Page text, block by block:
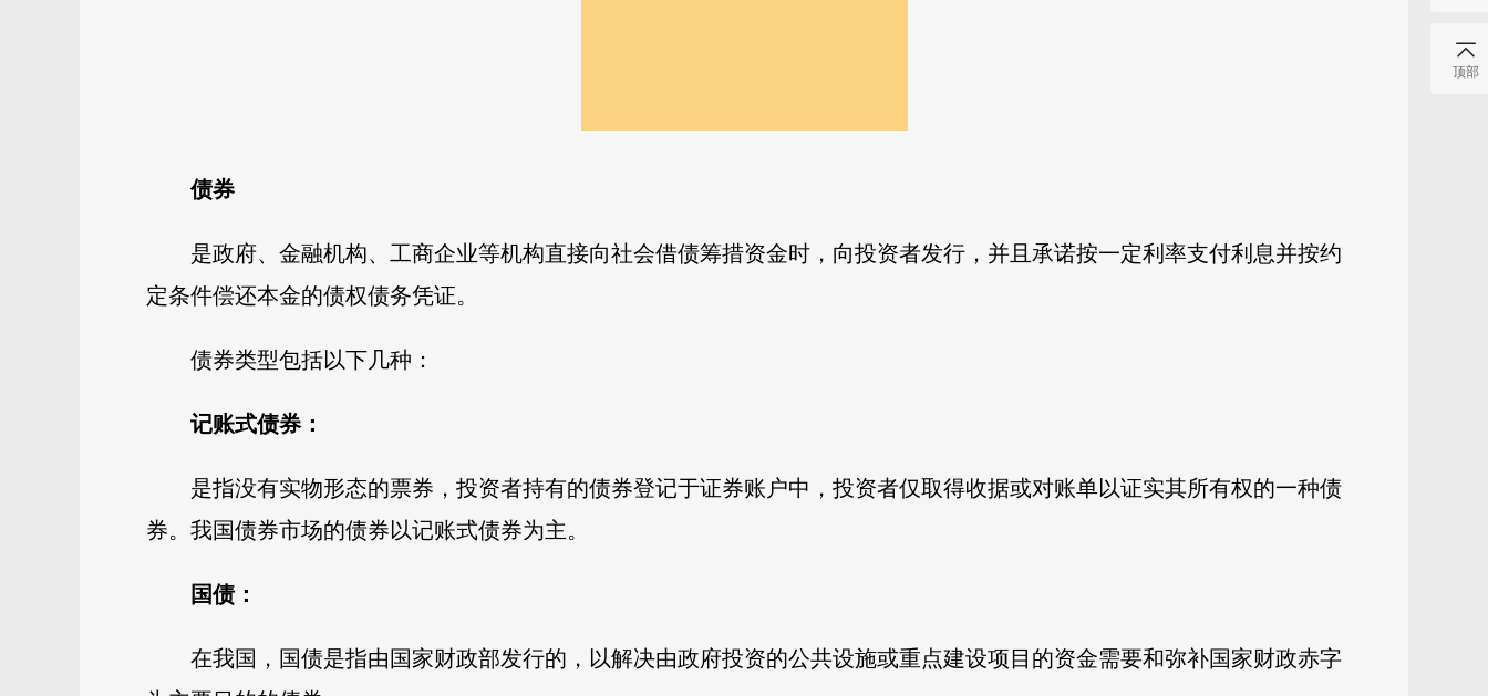
债券
是政府、金融机构、工商企业等机构直接向社会借债筹措资金时，向投资者发行，并且承诺按一定利率支付利息并按约
定条件偿还本金的债权债务凭证。
债券类型包括以下几种：
记账式债券：
是指没有实物形态的票券，投资者持有的债券登记于证券账户中，投资者仅取得收据或对账单以证实其所有权的一种债
券。我国债券市场的债券以记账式债券为主。
国债：
在我国，国债是指由国家财政部发行的，以解决由政府投资的公共设施或重点建设项目的资金需要和弥补国家财政赤字
顶部